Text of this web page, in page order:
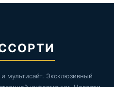
мультисайт. Эксклюзивный